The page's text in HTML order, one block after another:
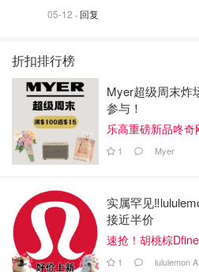
05-12 · 回复
折扣排行榜
Myer超级周末炸
参与！
乐高重磅新品咚
1 Myer
实属罕见
接近半价
速抢！胡桃棕
1 lululemon